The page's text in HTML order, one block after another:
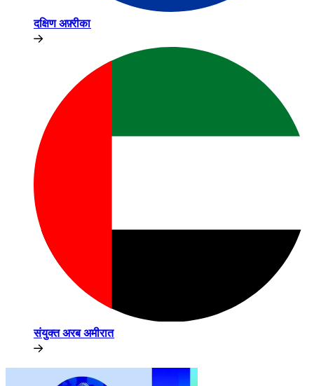
दक्षिण अफ़्रीका​​
संयुक्त अरब अमीरात​​